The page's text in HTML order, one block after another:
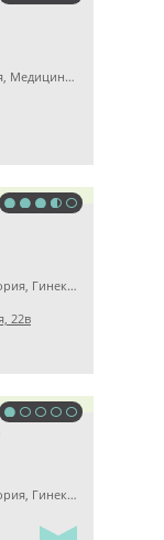
Медицинская лаборатория, Гинекология, Медицинский центр
Детская клиника, Медицинская лаборатория, Гинекология
22в
Детская клиника, Медицинская лаборатория, Гинекология